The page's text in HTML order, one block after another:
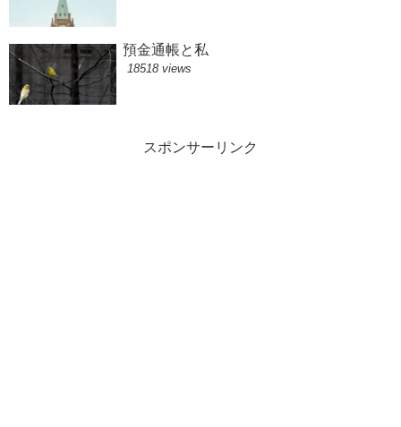
預金通帳と私
18518 views
スポンサーリンク